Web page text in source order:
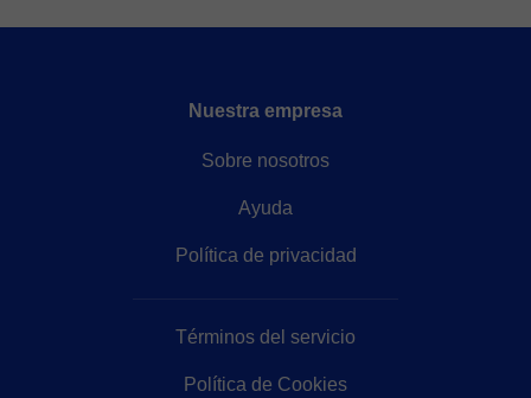
Nuestra empresa
Sobre nosotros
Ayuda
Política de privacidad
Términos del servicio
Política de Cookies